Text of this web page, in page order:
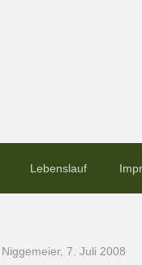
Lebenslauf
, 7. Juli 2008